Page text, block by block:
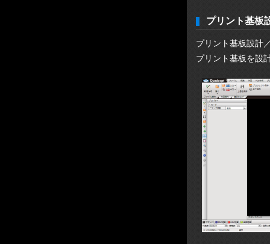
プリント基板
プリント基板設計
プリント基板を設